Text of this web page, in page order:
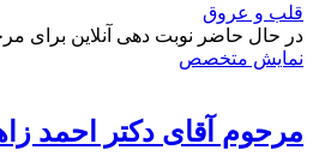
قلب و عروق
در حال حاضر نوبت دهی آنلاین برای
نمایش متخصص
مرحوم آقای دکتر احمد